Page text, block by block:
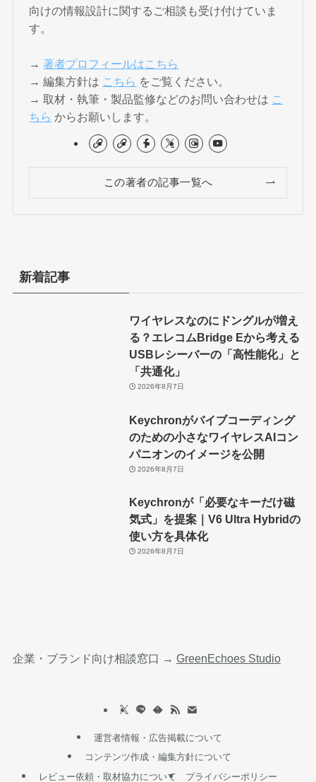
向けの情報設計に関するご相談も受け付けていま
す。
→著者プロフィールはこちら
→ 編集方針は こちら をご覧ください。
→ 取材・執筆・製品監修などのお問い合わせは こ
ちら からお願いします。
この著者の記事一覧へ
新着記事
ワイヤレスなのにドングルが増え
る？エレコムBridge Eから考える
USBレシーバーの「高性能化」と
「共通化」
2026年8月7日
Keychronがバイブコーディング
のための小さなワイヤレスAIコン
パニオンのイメージを公開
2026年8月7日
Keychronが「必要なキーだけ磁
気式」を提案｜V6 Ultra Hybridの
使い方を具体化
2026年8月7日
企業・ブランド向け相談窓口 → GreenEchoes Studio
運営者情報・広告掲載について
コンテンツ作成・編集方針について
レビュー依頼・取材協力について
プライバシーポリシー